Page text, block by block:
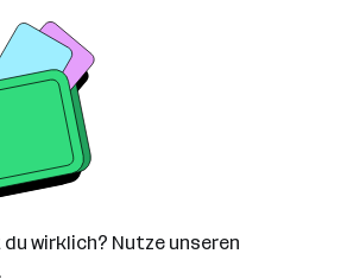
wirklich? Nutze unseren
.